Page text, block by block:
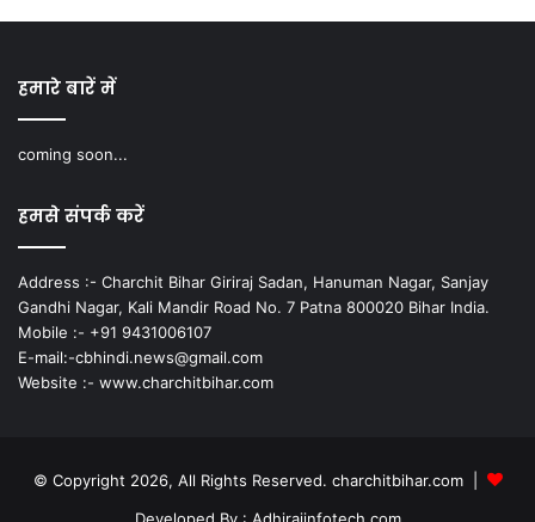
हमारे बारें में
coming soon...
हमसे संपर्क करें
Address :- Charchit Bihar Giriraj Sadan, Hanuman Nagar, Sanjay
Gandhi Nagar, Kali Mandir Road No. 7 Patna 800020 Bihar India.
Mobile :- +91 9431006107
E-mail:-cbhindi.news@gmail.com
Website :- www.charchitbihar.com
© Copyright 2026, All Rights Reserved. charchitbihar.com |